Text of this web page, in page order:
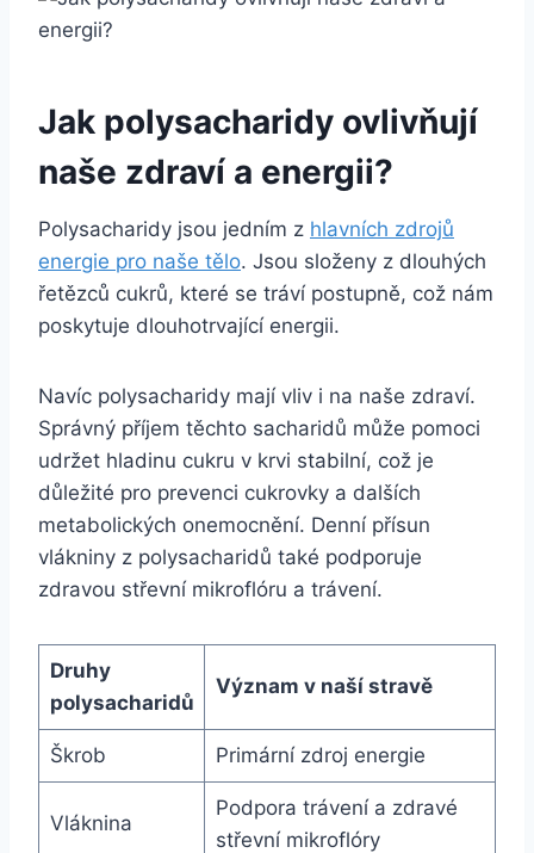
Jak polysacharidy ovlivňují
naše zdraví a energii?
Polysacharidy jsou jedním z hlavních zdrojů
energie pro naše tělo. Jsou složeny z dlouhých
řetězců cukrů, které se tráví postupně, což nám
poskytuje dlouhotrvající energii.
Navíc polysacharidy mají vliv i na naše zdraví.
Správný příjem těchto sacharidů může pomoci
udržet hladinu cukru v krvi stabilní, což je
důležité pro prevenci cukrovky a dalších
metabolických onemocnění. Denní přísun
vlákniny z polysacharidů také podporuje
zdravou střevní mikroflóru a trávení.
Druhy
polysacharidů
Význam v naší stravě
Škrob Primární zdroj energie
Vláknina
Podpora trávení a zdravé
střevní mikroflóry